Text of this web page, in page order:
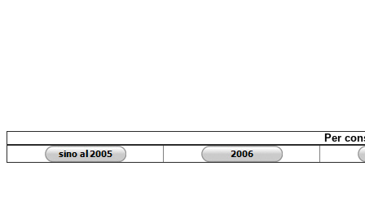
Per